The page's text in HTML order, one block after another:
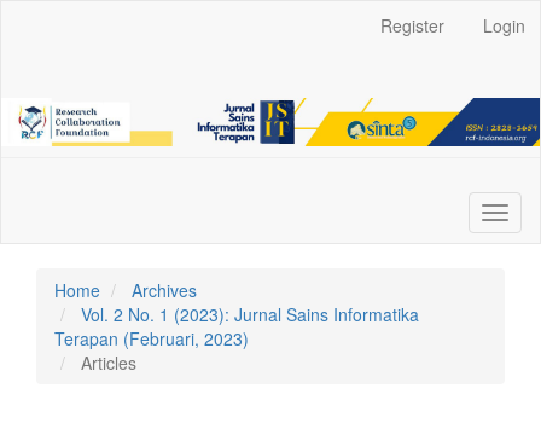
Sidebar
Register Login
Home
Archives
Vol. 2 No. 1 (2023): Jurnal Sains Informatika
Terapan (Februari, 2023)
Articles